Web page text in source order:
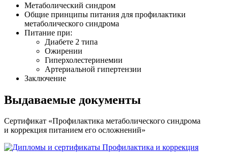
Метаболический синдром
Общие принципы питания для профилак­тики
метаболического синдрома
Питание при:
Диабете 2 типа
Ожирении
Гиперхолестеринемии
Артериальной гипертензии
Заключение
Выдаваемые документы
Сертификат «Профилак­тика метаболического синдрома
и коррекция питанием его осложнений»